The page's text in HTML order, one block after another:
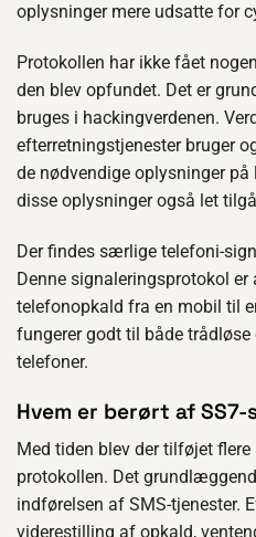
oplysninger mere udsatte for
Protokollen har ikke fået
den blev opfundet. Det er
bruges i hackingverdenen.
efterretningstjenester bruger
de nødvendige oplysninger
disse oplysninger også let
Der findes særlige telefoni-
Denne signaleringsprotokol
telefonopkald fra en mobil til
fungerer godt til både
telefoner.
Hvem er berørt af
Med tiden blev der tilføjet
protokollen. Det
indførelsen af SMS-tjenester.
viderestilling af opkald,